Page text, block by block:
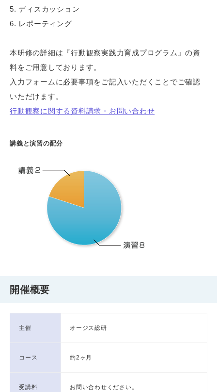
ディスカッション
レポーティング
本研修の詳細は『行動観察実践力育成プログラム』の資
料をご用意しております。
入力フォームに必要事項をご記入いただくことでご確認
いただけます。
行動観察に関する資料請求・お問い合わせ
講義と演習の配分
開催概要
主催 オージス総研
コース 約2ヶ月
受講料
お問い合わせください。